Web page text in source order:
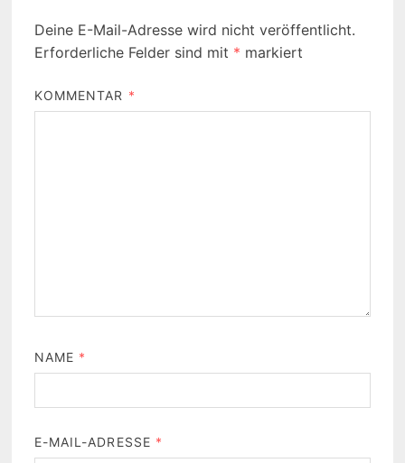
Deine E-Mail-Adresse wird nicht veröffentlicht.
Erforderliche Felder sind mit * markiert
KOMMENTAR *
NAME *
E-MAIL-ADRESSE *